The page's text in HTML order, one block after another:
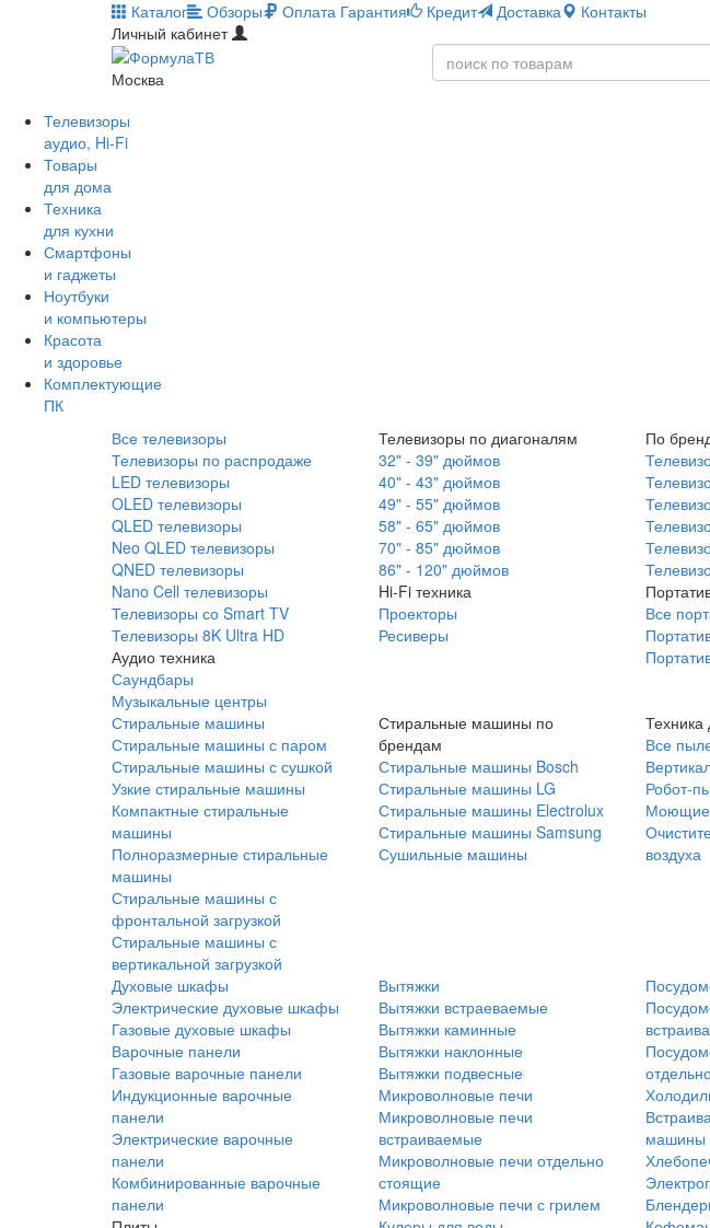
Каталог Обзоры Оплата Гарантия Кредит Доставка
Контакты
Личный кабинет
Москва
Телевизоры
аудио, Hi-Fi
Товары
для дома
Техника
для кухни
Смартфоны
и гаджеты
Ноутбуки
и компьютеры
Красота
и здоровье
Комплектующие
ПК
Все телевизоры
Телевизоры по распродаже
LED телевизоры
OLED телевизоры
QLED телевизоры
Neo QLED телевизоры
QNED телевизоры
Nano Cell телевизоры
Телевизоры со Smart TV
Телевизоры 8K Ultra HD
Аудио техника
Саундбары
Музыкальные центры
Телевизоры по диагоналям
32" - 39" дюймов
40" - 43" дюймов
49" - 55" дюймов
58" - 65" дюймов
70" - 85" дюймов
86" - 120" дюймов
Hi-Fi техника
Проекторы
Ресиверы
По
Все
Стиральные машины
Стиральные машины с паром
Стиральные машины с сушкой
Узкие стиральные машины
Компактные стиральные
машины
Полноразмерные стиральные
машины
Стиральные машины с
фронтальной загрузкой
Стиральные машины с
вертикальной загрузкой
Стиральные машины по
брендам
Стиральные машины Bosch
Стиральные машины LG
Стиральные машины Electrolux
Стиральные машины Samsung
Сушильные машины
Техника
Все
Робот-
Моющие
воздуха
Духовые шкафы
Электрические духовые шкафы
Газовые духовые шкафы
Варочные панели
Газовые варочные панели
Индукционные варочные
панели
Электрические варочные
панели
Комбинированные варочные
панели
Вытяжки
Вытяжки встраеваемые
Вытяжки каминные
Вытяжки наклонные
Вытяжки подвесные
Микроволновые печи
Микроволновые печи
встраиваемые
Микроволновые печи отдельно
стоящие
Микроволновые печи с грилем
машины